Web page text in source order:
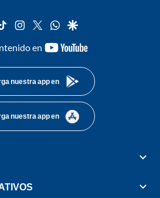
tiktok instagram
twitterwhatsapp
google
en
youtube-
nuestra app en
nuestra app en